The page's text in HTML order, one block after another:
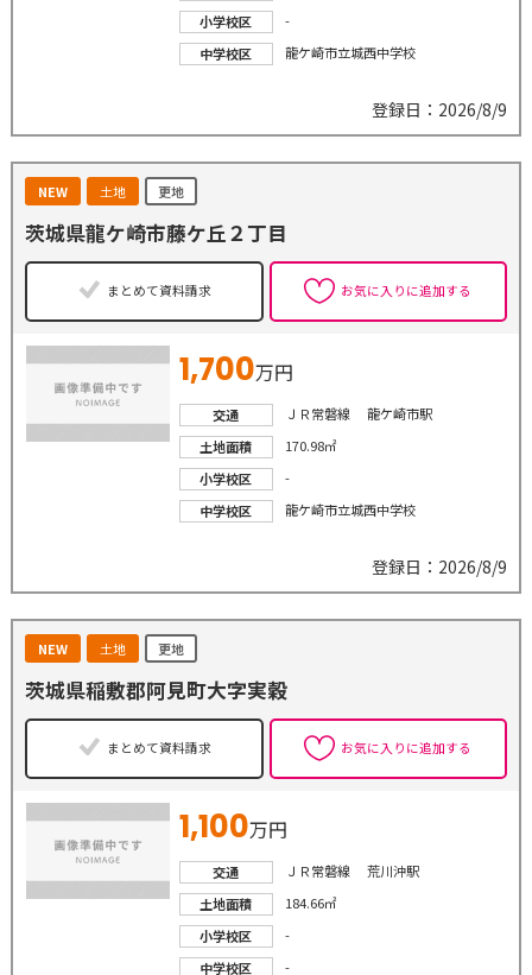
小学校区
-
中学校区
龍ケ崎市立城西中学校
登録日：2026/8/9
NEW 土地 更地
茨城県龍ケ崎市藤ケ丘２丁目
まとめて資料請求 お気に入りに追加する
1,700万円
交通
ＪＲ常磐線 龍ケ崎市駅
土地面積
170.98㎡
小学校区
-
中学校区
龍ケ崎市立城西中学校
登録日：2026/8/9
NEW 土地 更地
茨城県稲敷郡阿見町大字実穀
まとめて資料請求 お気に入りに追加する
1,100万円
交通
ＪＲ常磐線 荒川沖駅
土地面積
184.66㎡
小学校区
-
中学校区
-